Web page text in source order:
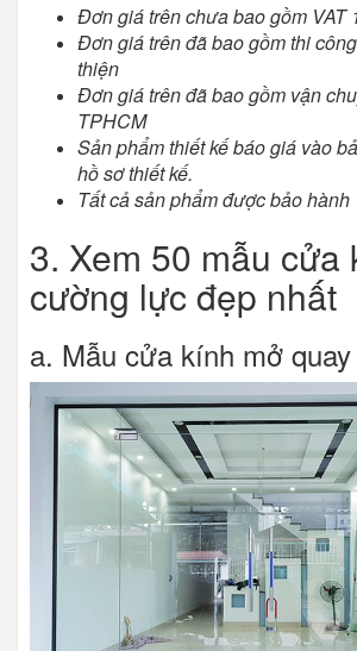
Đơn giá trên chưa bao gồm VAT
Đơn giá trên đã bao gồm thi
thiện
Đơn giá trên đã bao gồm vận
TPHCM
Sản phẩm thiết kế báo giá vào
hồ sơ thiết kế.
Tất cả sản phẩm được bảo hành
3. Xem 50 mẫu cửa
cường lực đẹp nhất
a. Mẫu cửa kính mở